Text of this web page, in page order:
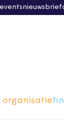
eventsnieuwsbrief
organisatie